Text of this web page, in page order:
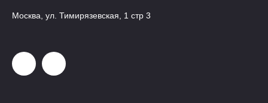
Москва, ул. Тимирязевская, 1 стр 3